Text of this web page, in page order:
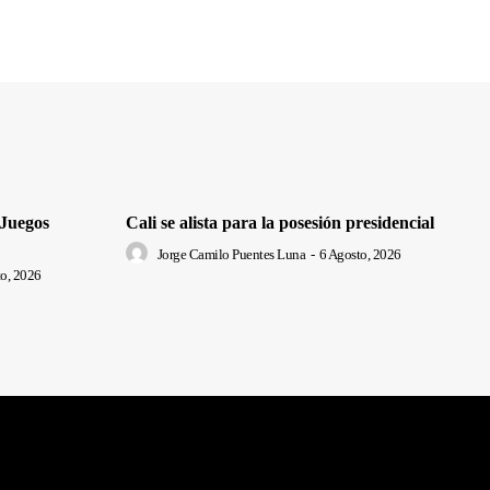
2026
Cali se alista para la posesión presidencial
Jorge Camilo Puentes Luna - 6 Agosto, 2026